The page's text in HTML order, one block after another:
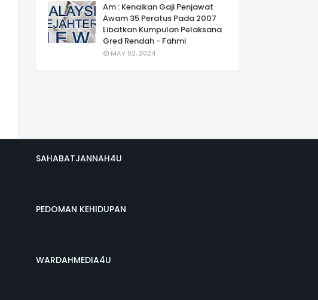
Am : Kenaikan Gaji Penjawat
Awam 35 Peratus Pada 2007
Libatkan Kumpulan Pelaksana
Gred Rendah - Fahmi
MAY 02, 2024
SAHABATJANNAH4U
PEDOMAN KEHIDUPAN
WARDAHMEDIA4U